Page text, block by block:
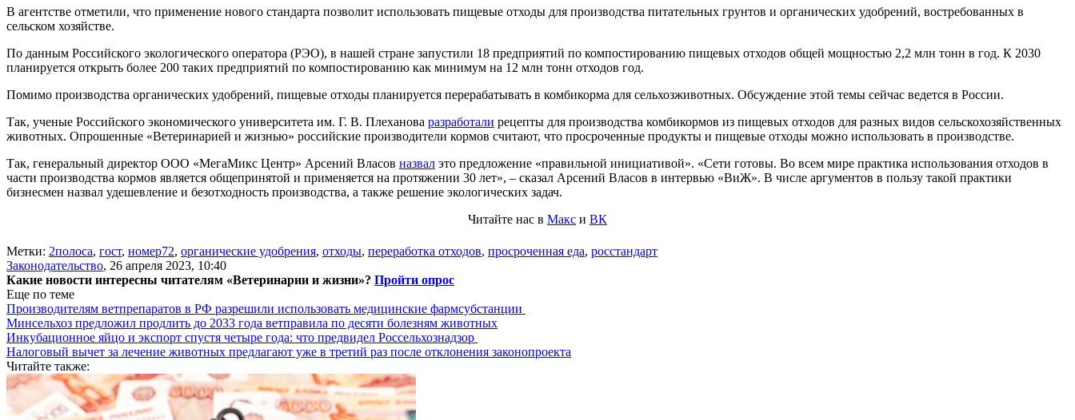
В агентстве отметили, что применение нового стандарта позволит использовать пищевые отходы для производства питательных грунтов и органических удобрений, востребованных в
сельском хозяйстве.
По данным Российского экологического оператора (РЭО), в нашей стране запустили 18 предприятий по компостированию пищевых отходов общей мощностью 2,2 млн тонн в год. К 2030
планируется открыть более 200 таких предприятий по компостированию как минимум на 12 млн тонн отходов год.
Помимо производства органических удобрений, пищевые отходы планируется перерабатывать в комбикорма для сельхозживотных. Обсуждение этой темы сейчас ведется в России.
Так, ученые Российского экономического университета им. Г. В. Плеханова разработали рецепты для производства комбикормов из пищевых отходов для разных видов сельскохозяйственных
животных. Опрошенные «Ветеринарией и жизнью» российские производители кормов считают, что просроченные продукты и пищевые отходы можно использовать в производстве.
Так, генеральный директор ООО «МегаМикс Центр» Арсений Власов назвал это предложение «правильной инициативой». «Сети готовы. Во всем мире практика использования отходов в
части производства кормов является общепринятой и применяется на протяжении 30 лет», – сказал Арсений Власов в интервью «ВиЖ». В числе аргументов в пользу такой практики
бизнесмен назвал удешевление и безотходность производства, а также решение экологических задач.
Читайте нас в Макс и ВК
Метки: 2полоса, гост, номер72, органические удобрения, отходы, переработка отходов, просроченная еда, росстандарт
Законодательство, 26 апреля 2023, 10:40
Какие новости интересны читателям «Ветеринарии и жизни»? Пройти опрос
Еще по теме
Производителям ветпрепаратов в РФ разрешили использовать медицинские фармсубстанции
Минсельхоз предложил продлить до 2033 года ветправила по десяти болезням животных
Инкубационное яйцо и экспорт спустя четыре года: что предвидел Россельхознадзор
Налоговый вычет за лечение животных предлагают уже в третий раз после отклонения законопроекта
Читайте также: